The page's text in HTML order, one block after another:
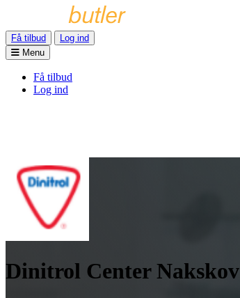
Få tilbud
Log ind
Menu
Få tilbud
Log ind
Dinitrol Center Nakskov